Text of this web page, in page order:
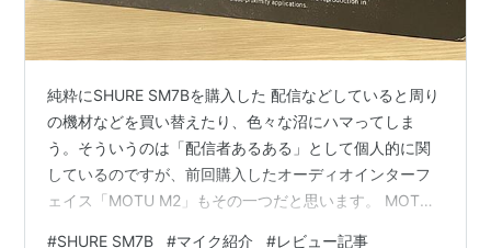
純粋にSHURE SM7Bを購入した 配信などしていると周り
の機材などを買い替えたり、色々な沼にハマってしま
う。そういうのは「配信者あるある」として個人的に関
しているのですが、前回購入したオーディオインターフ
ェイス「MOTU M2」もその一つだと思います。 MOTU
#SHURE SM7B #マイク紹介 #レビュー記事